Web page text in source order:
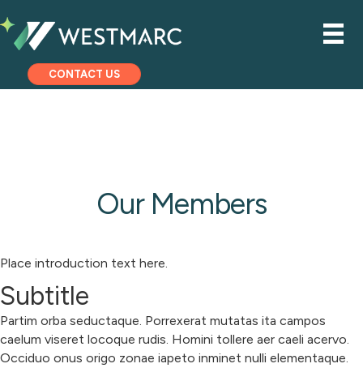
CONTACT US
Our Members
Place introduction text here.
Subtitle
Partim orba seductaque. Porrexerat mutatas ita campos
caelum viseret locoque rudis. Homini tollere aer caeli acervo.
Occiduo onus origo zonae iapeto inminet nulli elementaque.